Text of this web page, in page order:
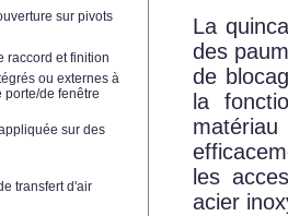
sur pivots
raccord et finition
ou externes à
de fenêtre
sur des
transfert d'air
La
des
de
la
les
acier